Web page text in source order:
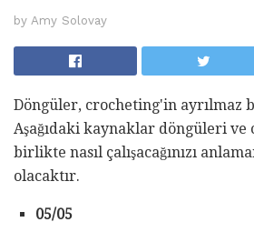
by Amy Solovay
Döngüler, crocheting'in ayrılmaz
Aşağıdaki kaynaklar döngüleri ve
birlikte nasıl çalışacağınızı
olacaktır.
05/05